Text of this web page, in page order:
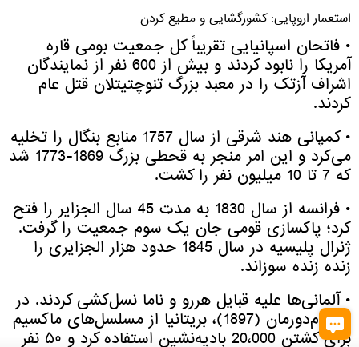
استعمار اروپایی: کشورگشایی و مطیع کردن
• فاتحان اسپانیایی تقریباً کل جمعیت بومی قاره
آمریکا را نابود کردند و بیش از 600 نفر از نمایندگان
اشراف آزتک را در معبد بزرگ تنوچتیتلان قتل عام
کردند.
• کمپانی هند شرقی از سال 1757 منابع بنگال را تخلیه
می‌کرد و این امر منجر به قحطی بزرگ 1869-1773 شد
که 7 تا 10 میلیون نفر را کشت.
• فرانسه از سال 1830 به مدت 45 سال الجزایر را فتح
کرد؛ پاکسازی قومی جان یک سوم جمعیت را گرفت.
ژنرال پلیسیه در سال 1845 حدود هزار الجزایری را
زنده زنده سوزاند.
• آلمانی‌ها علیه قبایل هررو و ناما نسل‌کشی کردند. در
نبرد ام‌دورمان (1897)، بریتانیا از مسلسل‌های ماکسیم